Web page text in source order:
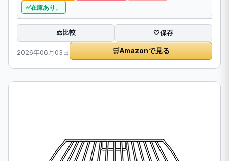
在庫あり。
⚖️比較 🤍保存
2026年06月03日 🛒Amazonで見る